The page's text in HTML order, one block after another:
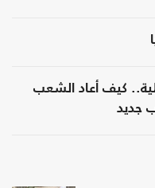
كيف أعاد الشعب
جديد